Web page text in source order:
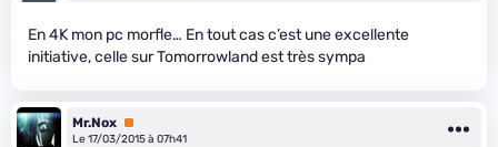
En 4K mon pc morfle… En tout cas c’est une excellente
initiative, celle sur Tomorrowland est très sympa
Mr.Nox Premium
Le 17/03/2015 à 07h41